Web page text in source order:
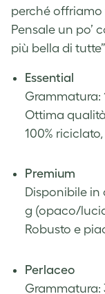
perché offriamo
Pensale un po’
più bella di
Essential
Grammatura:
Ottima qualità
100%
Premium
Disponibile
g (opaco/
Robusto e
Perlaceo
Grammatura: